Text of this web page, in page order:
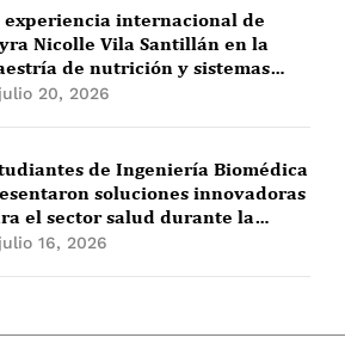
experiencia internacional de
Nicolle Vila Santillán en la
de nutrición y sistemas
en Ghent University
20, 2026
de Ingeniería Biomédica
soluciones innovadoras
el sector salud durante la
Ingeniería Biomédica 2026-1
16, 2026